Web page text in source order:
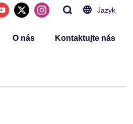
Jazyk
O nás Kontaktujte nás